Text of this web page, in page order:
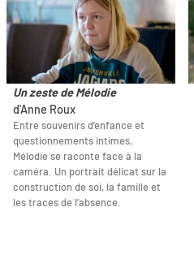
Un zeste de Mélodie
d'Anne Roux
Entre souvenirs d’enfance et
questionnements intimes,
Mélodie se raconte face à la
caméra. Un portrait délicat sur la
construction de soi, la famille et
les traces de l’absence.